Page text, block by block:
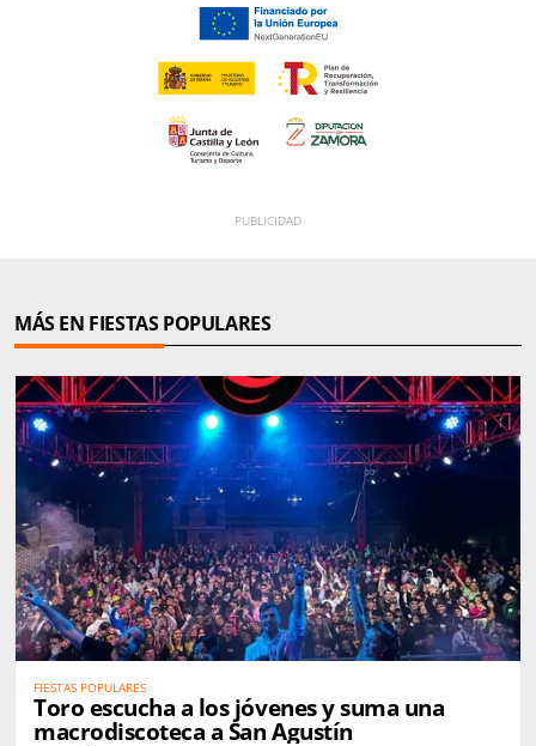
MÁS EN FIESTAS POPULARES
FIESTAS POPULARES
Toro escucha a los jóvenes y suma una
macrodiscoteca a San Agustín